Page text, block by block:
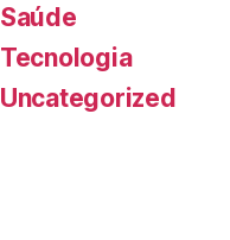
Saúde
Tecnologia
Uncategorized